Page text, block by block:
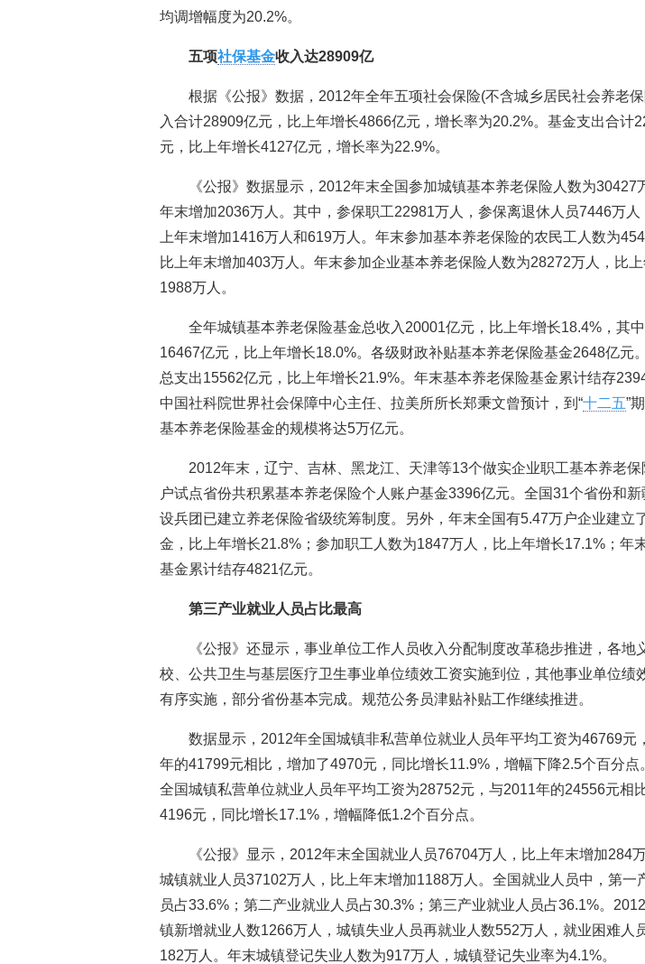
均调增幅度为20.2%。
五项社保基金收入达28909亿
根据《公报》数据，2012年全年五项社会保险(不含城乡居民社会养老
入合计28909亿元，比上年增长4866亿元，增长率为20.2%。基金支出合计
元，比上年增长4127亿元，增长率为22.9%。
《公报》数据显示，2012年末全国参加城镇基本养老保险人数为30427
年末增加2036万人。其中，参保职工22981万人，参保离退休人员7446万人
上年末增加1416万人和619万人。年末参加基本养老保险的农民工人数为
比上年末增加403万人。年末参加企业基本养老保险人数为28272万人，比
1988万人。
全年城镇基本养老保险基金总收入20001亿元，比上年增长18.4%，其
16467亿元，比上年增长18.0%。各级财政补贴基本养老保险基金2648亿元
总支出15562亿元，比上年增长21.9%。年末基本养老保险基金累计结存
中国社科院世界社会保障中心主任、拉美所所长郑秉文曾预计，到“十二五”
基本养老保险基金的规模将达5万亿元。
2012年末，辽宁、吉林、黑龙江、天津等13个做实企业职工基本养老保
户试点省份共积累基本养老保险个人账户基金3396亿元。全国31个省份和新
设兵团已建立养老保险省级统筹制度。另外，年末全国有5.47万户企业建立
金，比上年增长21.8%；参加职工人数为1847万人，比上年增长17.1%；年
基金累计结存4821亿元。
第三产业就业人员占比最高
《公报》还显示，事业单位工作人员收入分配制度改革稳步推进，各地
校、公共卫生与基层医疗卫生事业单位绩效工资实施到位，其他事业单位绩
有序实施，部分省份基本完成。规范公务员津贴补贴工作继续推进。
数据显示，2012年全国城镇非私营单位就业人员年平均工资为46769元
年的41799元相比，增加了4970元，同比增长11.9%，增幅下降2.5个百分点
全国城镇私营单位就业人员年平均工资为28752元，与2011年的24556元相
4196元，同比增长17.1%，增幅降低1.2个百分点。
《公报》显示，2012年末全国就业人员76704万人，比上年末增加284
城镇就业人员37102万人，比上年末增加1188万人。全国就业人员中，第一
员占33.6%；第二产业就业人员占30.3%；第三产业就业人员占36.1%。
镇新增就业人数1266万人，城镇失业人员再就业人数552万人，就业困难人
182万人。年末城镇登记失业人数为917万人，城镇登记失业率为4.1%。